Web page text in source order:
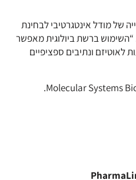
של מודל אינטגרטיבי לבחינת
“השימוש ברשת ביולוגית מאפשר
לאוטיזם ונתיבים ספציפיים